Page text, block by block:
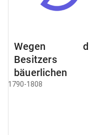
Wegen
Besitzers
bäuerlichen
Grundstücke,
1790-1808